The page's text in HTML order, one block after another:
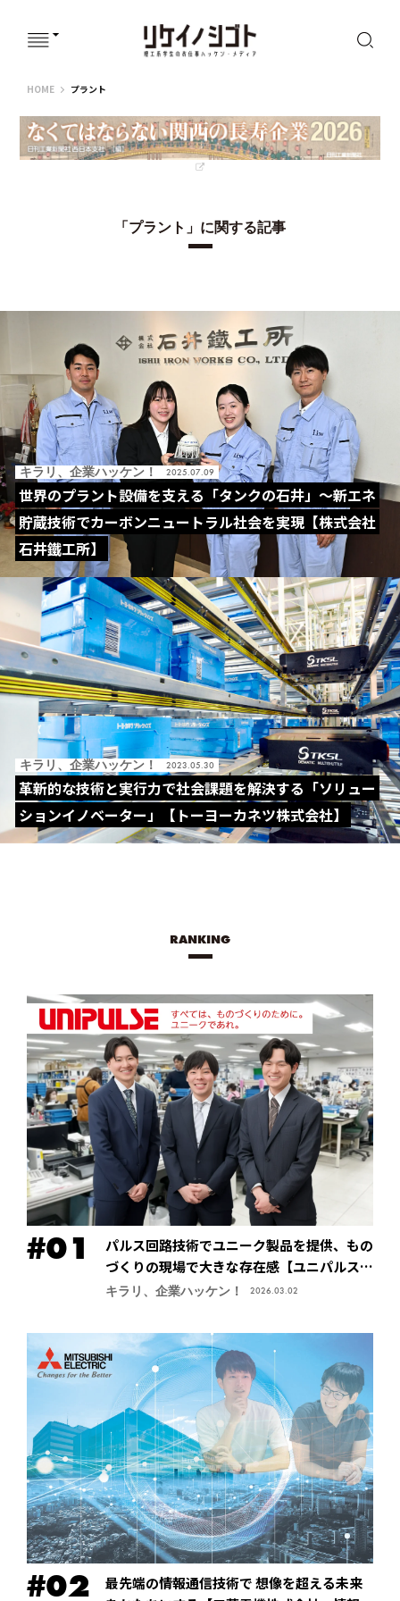
HOMEリケイノシゴト
プラント
「プラント」に関する記事
キラリ、企業ハッケン！ 2025.07.09
世界のプラント設備を支える「タンクの石井」～新エネ
貯蔵技術でカーボンニュートラル社会を実現【株式会社
石井鐵工所】
キラリ、企業ハッケン！ 2023.05.30
革新的な技術と実行力で社会課題を解決する「ソリュー
ションイノベーター」【トーヨーカネツ株式会社】
RANKING
パルス回路技術でユニーク製品を提供、もの
づくりの現場で大きな存在感【ユニパルス株
式会社】
キラリ、企業ハッケン！ 2026.03.02
最先端の情報通信技術で 想像を超える未来